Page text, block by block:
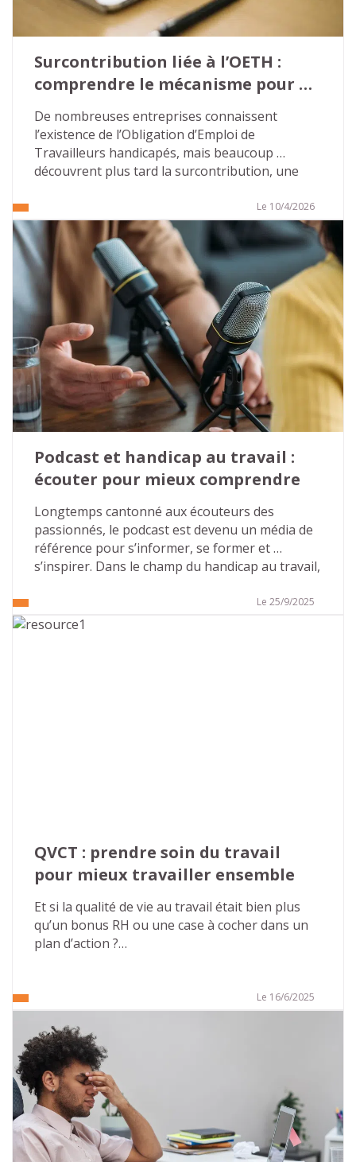
Surcontribution liée à l’OETH :
comprendre le mécanisme pour
éviter les mauvaises surprises…
De nombreuses entreprises connaissent
l’existence de l’Obligation d’Emploi de
Travailleurs handicapés, mais beaucoup
découvrent plus tard la surcontribution, une
méconnaissance crée un terrain favorable aux
discours alarmistes de certains démarcheurs
commerciaux.
Pour les directions des ressources humaines et
les référents handicap, l’enjeu est simple :
comprendre les règles, sécuriser les pratiques
internes et ne pas céder à la pression
extérieure.
Le 10/4/2026
Podcast et handicap au travail :
écouter pour mieux comprendre
Longtemps cantonné aux écouteurs des
passionnés, le podcast est devenu un média de
référence pour s’informer, se former et
s’inspirer. Dans le champ du handicap au travail,
parcours pluriels, des clés concrètes pour agir
en entreprise. Avec ses deux saisons déjà
Le 25/9/2025
QVCT : prendre soin du travail
pour mieux travailler ensemble
Et si la qualité de vie au travail était bien plus
qu’un bonus RH ou une case à cocher dans un
plan d’action ?
évolution, où les exigences s’accumulent et les
repères bougent, il devient essentiel de
s’interroger : comment permettre à chacun de
bien faire son travail, de s’y sentir utile, respecté
et en bonne santé ?
La QVCT – Qualité de Vie et des Conditions de
Travail – n’est pas un luxe, mais un levier
stratégique, humain et collectif. Voici pourquoi il
Le 16/6/2025